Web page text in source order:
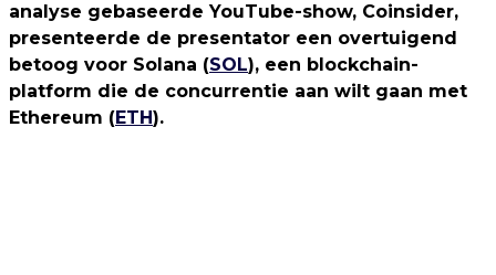
analyse gebaseerde YouTube-show, Coinsider,
presenteerde de presentator een overtuigend
betoog voor Solana (SOL), een blockchain-
platform die de concurrentie aan wilt gaan met
Ethereum (ETH).